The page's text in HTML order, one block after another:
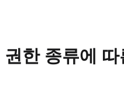
권한 종류에 따